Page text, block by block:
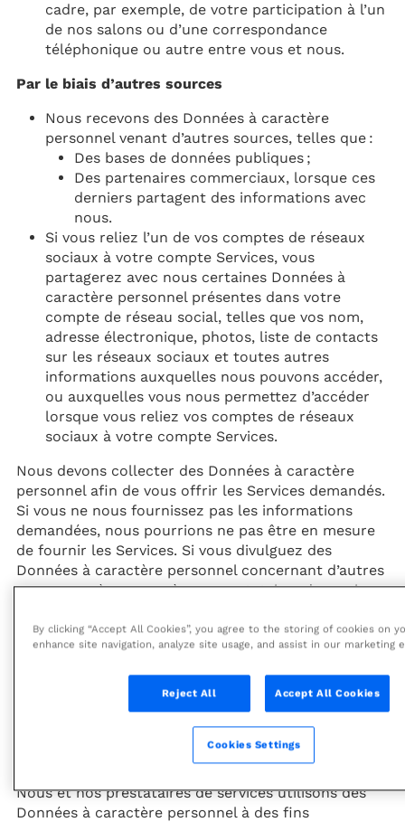
cadre, par exemple, de votre participation à l’un
de nos salons ou d’une correspondance
téléphonique ou autre entre vous et nous.
Par le biais d’autres sources
Nous recevons des Données à caractère
personnel venant d’autres sources, telles que :
Des bases de données publiques ;
Des partenaires commerciaux, lorsque ces
derniers partagent des informations avec
nous.
Si vous reliez l’un de vos comptes de réseaux
sociaux à votre compte Services, vous
partagerez avec nous certaines Données à
caractère personnel présentes dans votre
compte de réseau social, telles que vos nom,
adresse électronique, photos, liste de contacts
sur les réseaux sociaux et toutes autres
informations auxquelles nous pouvons accéder,
ou auxquelles vous nous permettez d’accéder
lorsque vous reliez vos comptes de réseaux
sociaux à votre compte Services.
Nous devons collecter des Données à caractère
personnel afin de vous offrir les Services demandés.
Si vous ne nous fournissez pas les informations
demandées, nous pourrions ne pas être en mesure
de fournir les Services. Si vous divulguez des
Données à caractère personnel concernant d’autres
personnes, à nous ou à nos prestataires de services
l’autorisation de le faire et de nous autoriser à
utiliser ces informations conformément à la
Comment utilisons-nous les Données à caractère
Nous et nos prestataires de services utilisons des
Données à caractère personnel à des fins
By clicking “Accept All Cookies”, you agree to the storing of cookies on
enhance site navigation, analyze site usage, and assist in our marketing
Reject All Accept All Cookies
Cookies Settings